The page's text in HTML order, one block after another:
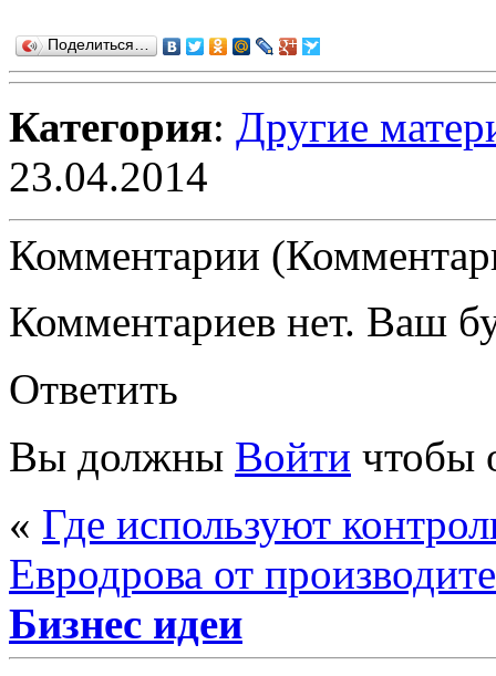
Поделиться…
Категория: Другие
23.04.2014
Комментарии
Комментариев нет. Ваш
Ответить
Вы должны Войти чтобы
« Где используют
Евродрова от
Бизнес идеи